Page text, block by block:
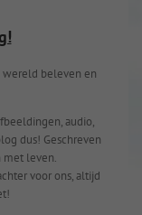
wereld beleven en
audio,
dus! Geschreven
met leven.
voor ons, altijd